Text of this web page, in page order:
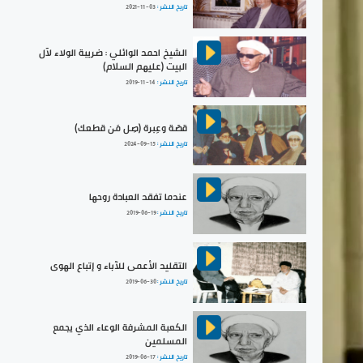
تاريخ النشر :2021-11-03
الشيخ احمد الوائلي : ضريبة الولاء لآل
البيت (عليهم السلام)
تاريخ النشر : 2019-11-14
قصّة وعِبرة (صِل مَن قطعك)
تاريخ النشر :2024-09-15
عندما تفقد العبادة روحها
تاريخ النشر :2019-06-19
التقليد الأعمى للآباء و إتباع الهوى
تاريخ النشر :2019-06-30
الكعبة المشرفة الوعاء الذي يجمع
المسلمين
تاريخ النشر :2019-06-17